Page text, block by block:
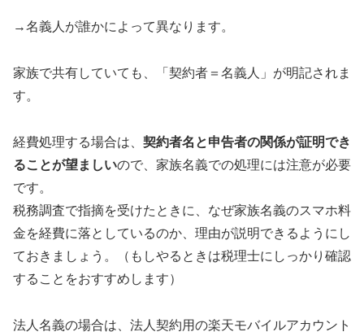
→名義人が誰かによって異なります。
家族で共有していても、「契約者＝名義人」が明記されま
す。
経費処理する場合は、 契約者名と申告者の関係が証明でき
ることが望ましいので、家族名義での処理には注意が必要
です。
税務調査で指摘を受けたときに、なぜ家族名義のスマホ料
金を経費に落としているのか、理由が説明できるようにし
ておきましょう。（もしやるときは税理士にしっかり確認
することをおすすめします）
法人名義の場合は、法人契約用の楽天モバイルアカウント